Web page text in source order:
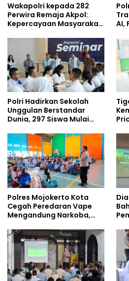
Wakapolri kepada 282
Perwira Remaja Akpol:
Kepercayaan Masyarakat
AI,
Polri Hadirkan Sekolah
Unggulan Berstandar
Dunia, 297 Siswa Mulai
Polres Mojokerto Kota
Cegah Peredaran Vape
Mengandung Narkoba,
Kalangan Remaja